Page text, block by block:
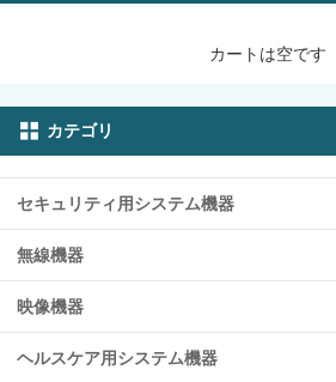
カートは空です
カテゴリ
セキュリティ用システム機器
無線機器
映像機器
ヘルスケア用システム機器